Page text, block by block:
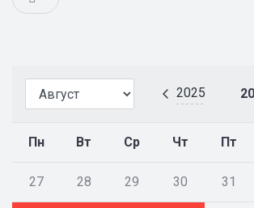
2025
Пн Вт Ср Чт Пт
27 28 29 30 31